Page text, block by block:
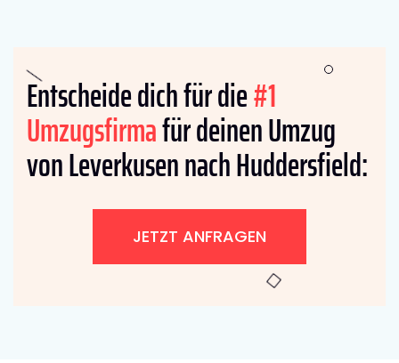
Entscheide dich für die#1
Umzugsfirmafür deinen Umzug
von Leverkusen nach Huddersfield:
JETZT ANFRAGEN